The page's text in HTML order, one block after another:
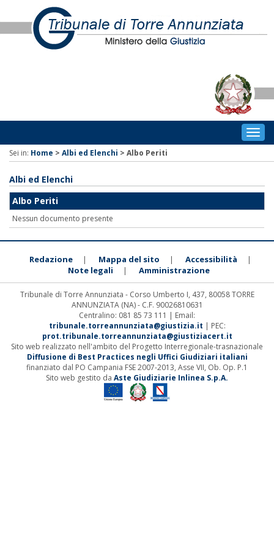
Sei in: Home > Albi ed Elenchi > Albo Periti
Albi ed Elenchi
Albo Periti
Nessun documento presente
Redazione | Mappa del sito | Accessibilità |
Note legali | Amministrazione
Tribunale di Torre Annunziata - Corso Umberto I, 437, 80058 TORRE
ANNUNZIATA (NA) - C.F. 90026810631
Centralino: 081 85 73 111 | Email:
tribunale.torreannunziata@giustizia.it | PEC:
prot.tribunale.torreannunziata@giustiziacert.it
Sito web realizzato nell'ambito del Progetto Interregionale-trasnazionale
Diffusione di Best Practices negli Uffici Giudiziari italiani
finanziato dal PO Campania FSE 2007-2013, Asse VII, Ob. Op. P.1
Sito web gestito da Aste Giudiziarie Inlinea S.p.A.